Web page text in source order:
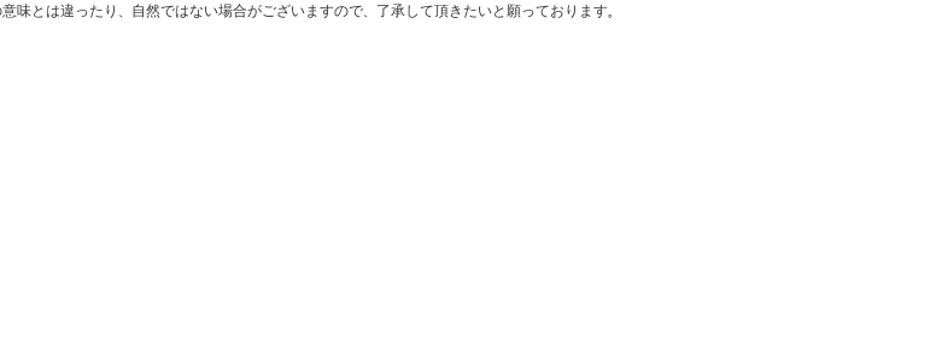
味とは違ったり、自然ではない場合がございますので、了承して頂きたいと願っております。